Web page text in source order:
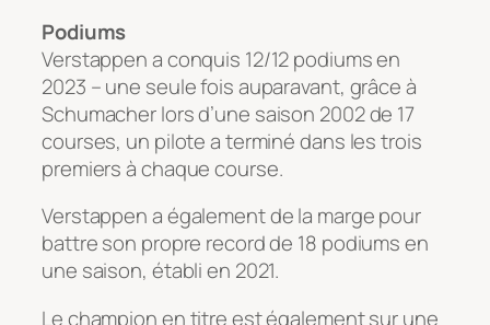
Podiums
Verstappen a conquis 12/12 podiums en
2023 – une seule fois auparavant, grâce à
Schumacher lors d’une saison 2002 de 17
courses, un pilote a terminé dans les trois
premiers à chaque course.
Verstappen a également de la marge pour
battre son propre record de 18 podiums en
une saison, établi en 2021.
Le champion en titre est également sur une